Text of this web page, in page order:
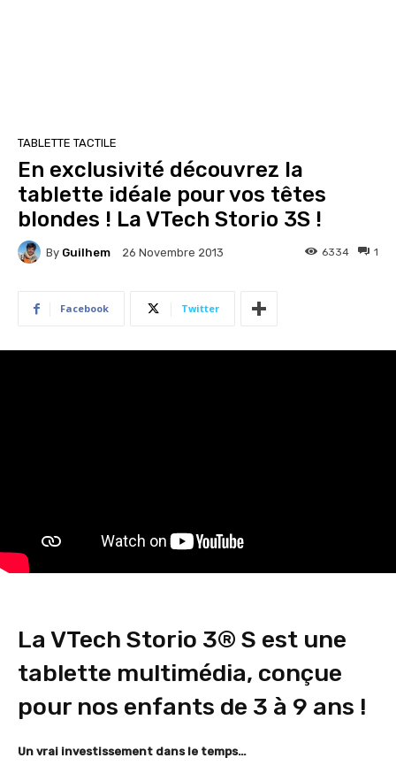
TABLETTE TACTILE
En exclusivité découvrez la
tablette idéale pour vos têtes
blondes ! La VTech Storio 3S !
By Guilhem 26 Novembre 2013 1
6334
Facebook Twitter
La VTech Storio 3® S est une
tablette multimédia, conçue
pour nos enfants de 3 à 9 ans !
Un vrai investissement dans le temps…